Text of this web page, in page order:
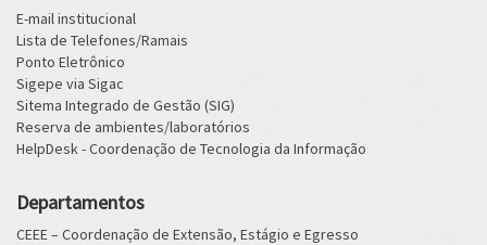
E-mail institucional
Lista de Telefones/Ramais
Ponto Eletrônico
Sigepe via Sigac
Sitema Integrado de Gestão (SIG)
Reserva de ambientes/laboratórios
HelpDesk - Coordenação de Tecnologia da Informação
Departamentos
CEEE – Coordenação de Extensão, Estágio e Egresso